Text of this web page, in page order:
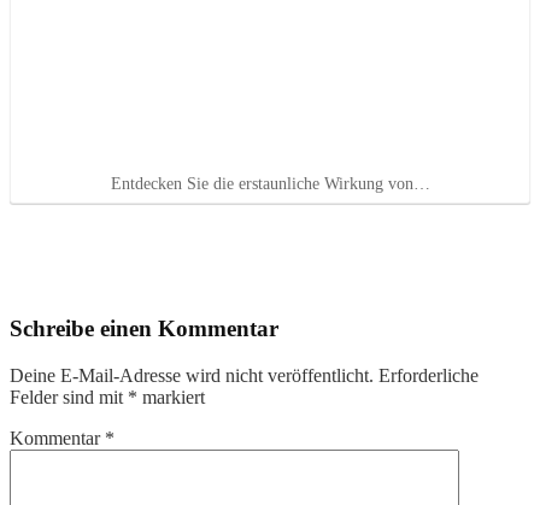
Entdecken Sie die erstaunliche Wirkung von…
Schreibe einen Kommentar
Deine E-Mail-Adresse wird nicht veröffentlicht. Erforderliche
Felder sind mit * markiert
Kommentar *